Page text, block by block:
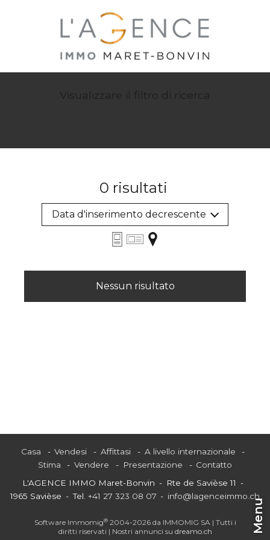
Menu
Visualizzare il filtro di ricerca
0 risultati
Data d'inserimento decrescente
Nessun risultato
Casa Vendesi Affittasi
A livello internazionale
Stima
Vendere Presentazione
Contatto
L'AGENCE IMMO Maret-Bonvin
Rte de Savièse 11
1965 Savièse
Tel. +41 27 323 08 07 info@lagenceimmo.ch
Software Immomig®2004-2026 da IMMOMIG SA | Tutti i
diritti riservati | Nostri annunci su dreamo.ch